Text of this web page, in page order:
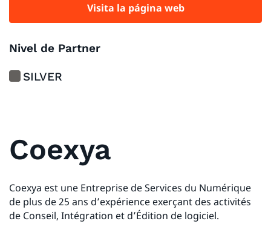
Visita la página web
Nivel de Partner
SILVER
Coexya
Coexya est une Entreprise de Services du Numérique
de plus de 25 ans d’expérience exerçant des activités
de Conseil, Intégration et d’Édition de logiciel.